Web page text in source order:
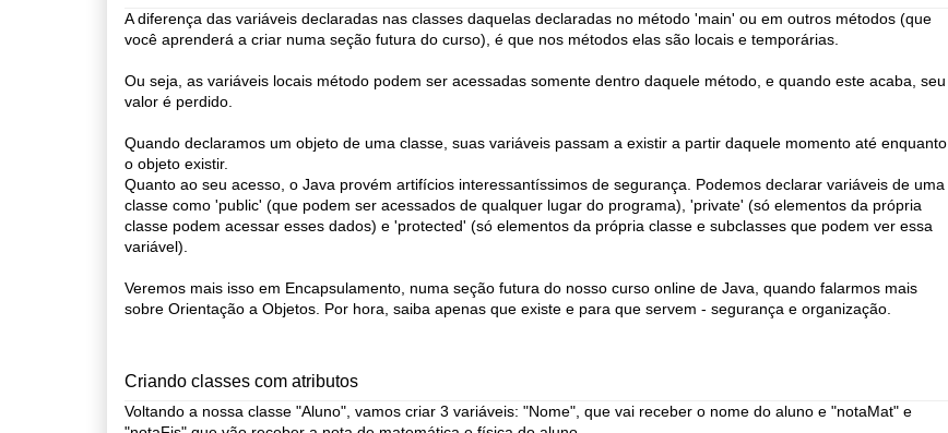
A diferença das variáveis declaradas nas classes daquelas declaradas no método 'main' ou em outros métodos (que
você aprenderá a criar numa seção futura do curso), é que nos métodos elas são locais e temporárias.
Ou seja, as variáveis locais método podem ser acessadas somente dentro daquele método, e quando este acaba, seu
valor é perdido.
Quando declaramos um objeto de uma classe, suas variáveis passam a existir a partir daquele momento até enquanto
o objeto existir.
Quanto ao seu acesso, o Java provém artifícios interessantíssimos de segurança. Podemos declarar variáveis de uma
classe como 'public' (que podem ser acessados de qualquer lugar do programa), 'private' (só elementos da própria
classe podem acessar esses dados) e 'protected' (só elementos da própria classe e subclasses que podem ver essa
variável).
Veremos mais isso em Encapsulamento, numa seção futura do nosso curso online de Java, quando falarmos mais
sobre Orientação a Objetos. Por hora, saiba apenas que existe e para que servem - segurança e organização.
Criando classes com atributos
Voltando a nossa classe "Aluno", vamos criar 3 variáveis: "Nome", que vai receber o nome do aluno e "notaMat" e